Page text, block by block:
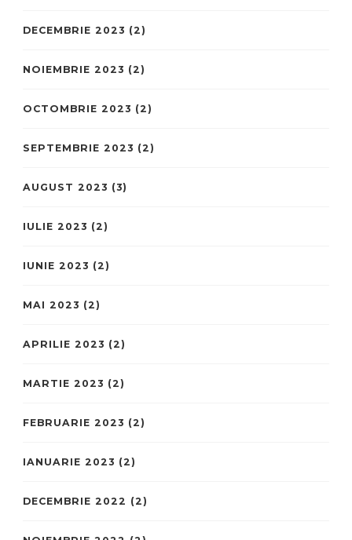
DECEMBRIE 2023 (2)
NOIEMBRIE 2023 (2)
OCTOMBRIE 2023 (2)
SEPTEMBRIE 2023 (2)
AUGUST 2023 (3)
IULIE 2023 (2)
IUNIE 2023 (2)
MAI 2023 (2)
APRILIE 2023 (2)
MARTIE 2023 (2)
FEBRUARIE 2023 (2)
IANUARIE 2023 (2)
DECEMBRIE 2022 (2)